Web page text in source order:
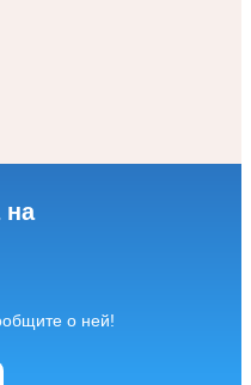
на
о ней!